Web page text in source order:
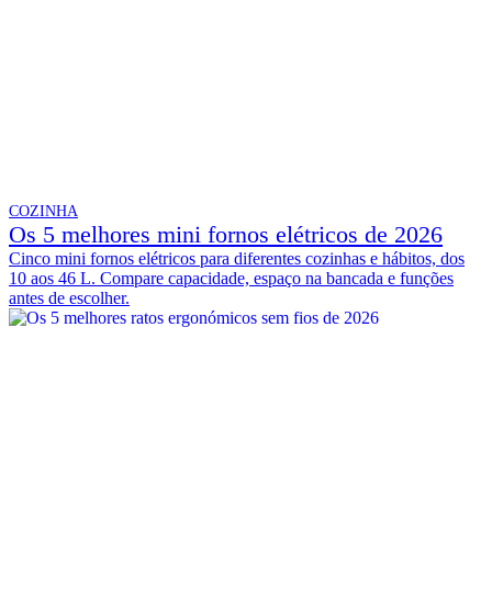
COZINHA
Os 5 melhores mini fornos elétricos de 2026
Cinco mini fornos elétricos para diferentes cozinhas e hábitos, dos
10 aos 46 L. Compare capacidade, espaço na bancada e funções
antes de escolher.